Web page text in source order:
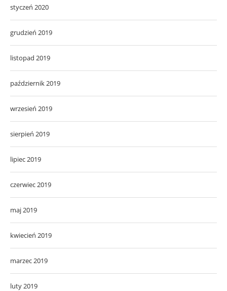
styczeń 2020
grudzień 2019
listopad 2019
październik 2019
wrzesień 2019
sierpień 2019
lipiec 2019
czerwiec 2019
maj 2019
kwiecień 2019
marzec 2019
luty 2019